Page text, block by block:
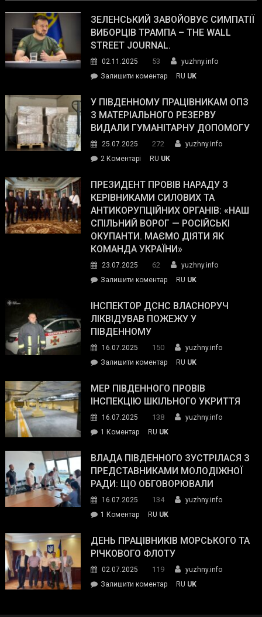
ЗЕЛЕНСЬКИЙ ЗАВОЙОВУЄ СИМПАТІЇ
ВИБОРЦІВ ТРАМПА – THE WALL
STREET JOURNAL.
02.11.2025 53
yuzhny.info
Залишити коментарon
завойовує
симпатії
виборців
The
Street
Journal.
RU UK
У ПІВДЕННОМУ ПРАЦІВНИКАМ ОПЗ
З МАТЕРІАЛЬНОГО РЕЗЕРВУ
ВИДАЛИ ГУМАНІТАРНУ ДОПОМОГУ
25.07.2025 272
yuzhny.info
2 Коментарі
Південному
працівникам
ОПЗ
з
матеріального
резерву
гуманітарну
допомогу
RU UK
ПРЕЗИДЕНТ ПРОВІВ НАРАДУ З
КЕРІВНИКАМИ СИЛОВИХ ТА
АНТИКОРУПЦІЙНИХ ОРГАНІВ: «НАШ
СПІЛЬНИЙ ВОРОГ — РОСІЙСЬКІ
ОКУПАНТИ. МАЄМО ДІЯТИ ЯК
КОМАНДА УКРАЇНИ»
23.07.2025 62
yuzhny.info
Залишити коментарon
провів
нараду
силових
та
органів:
«Наш
спільний
окупанти.
Маємо
діяти
команда
RU UK
ІНСПЕКТОР ДСНС ВЛАСНОРУЧ
ЛІКВІДУВАВ ПОЖЕЖУ У
ПІВДЕННОМУ
16.07.2025 150
yuzhny.info
Залишити коментарon
ДСНС
власноруч
пожежу
у
RU UK
МЕР ПІВДЕННОГО ПРОВІВ
ІНСПЕКЦІЮ ШКІЛЬНОГО УКРИТТЯ
16.07.2025 138
yuzhny.info
1 Коментардо
Південного
провів
інспекцію
укриття
RU UK
ВЛАДА ПІВДЕННОГО ЗУСТРІЛАСЯ З
ПРЕДСТАВНИКАМИ МОЛОДІЖНОЇ
РАДИ: ЩО ОБГОВОРЮВАЛИ
16.07.2025 134
yuzhny.info
1 Коментардо
Південного
зустрілася
представниками
молодіжної
RU UK
ДЕНЬ ПРАЦІВНИКІВ МОРСЬКОГО ТА
РІЧКОВОГО ФЛОТУ
02.07.2025 119
yuzhny.info
Залишити коментарon
RU UK